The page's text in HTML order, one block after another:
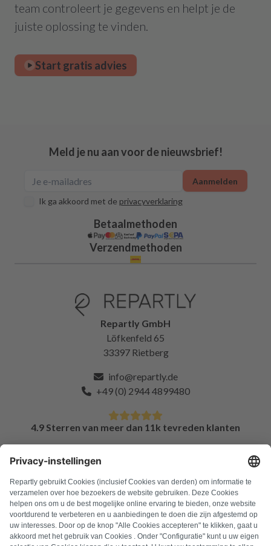
team controleert je gegevens en helpt je de
juiste oplossing te vinden.
Start gratis advies
Meld je nu aan voor de nieuwsbrief!
Ik ga akkoord met de privacyverklaring
Aanmelden
Betaalmethoden
Verzendmethoden
Repartly GmbH
Löfkenfeld 65
33397 Rietberg
info@repartly.de
+49 (0) 2944 4899480
4.9 Sterren van meer dan 11k tevreden klanten
FAQ
Alle foutcodes
Over ons